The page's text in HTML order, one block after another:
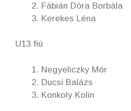
Fábián Dóra Borbála
Kerekes Léna
U13 fiú
Negyeliczky Mór
Ducsi Balázs
Konkoly Kolin